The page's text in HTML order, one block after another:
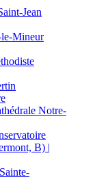
Jean
le-Mineur
Notre-
B) |